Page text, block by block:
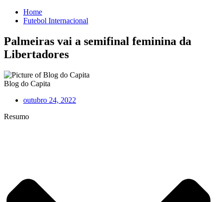
Home
Futebol Internacional
Palmeiras vai a semifinal feminina da
Libertadores
Blog do Capita
outubro 24, 2022
Resumo